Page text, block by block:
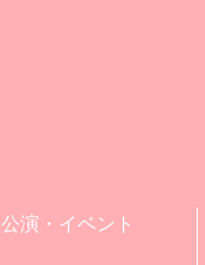
公演・イベント